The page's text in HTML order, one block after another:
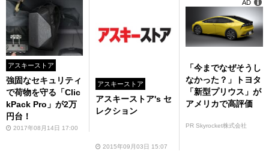
アスキーストア
強固なセキュリティ
で荷物を守る「Clic
kPack Pro」が2万
円台！
2017年08月14日 17:00
アスキーストア
アスキーストア's セ
レクション
2015年09月03日 15:07
「今までなぜそうし
なかった？」トヨタ
「新型プリウス」が
アメリカで高評価
PR Skyrocket株式会社
AD